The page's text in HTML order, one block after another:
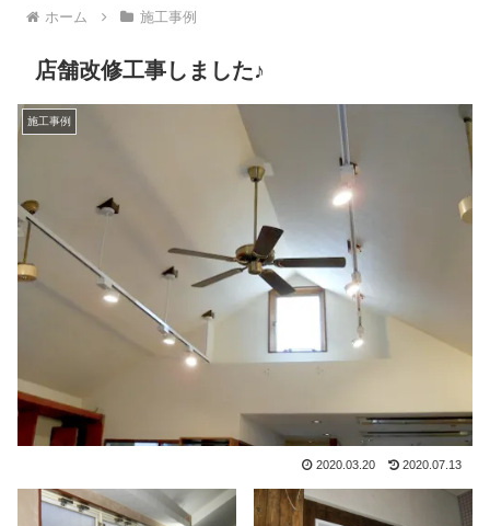
ホーム 施工事例
店舗改修工事しました♪
施工事例
2020.03.20 2020.07.13